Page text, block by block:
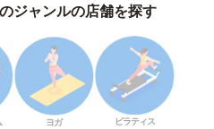
ジャンルの店舗を探す
ヨガ ピラティス